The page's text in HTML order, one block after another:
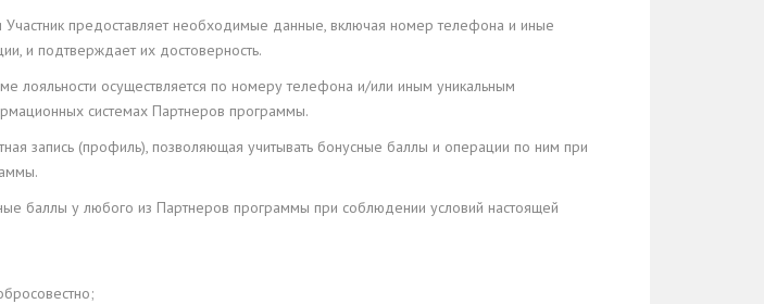
Участник предоставляет необходимые данные, включая номер телефона и иные
и подтверждает их достоверность.
лояльности осуществляется по номеру телефона и/или иным уникальным
системах Партнеров программы.
запись (профиль), позволяющая учитывать бонусные баллы и операции по ним при
баллы у любого из Партнеров программы при соблюдении условий настоящей